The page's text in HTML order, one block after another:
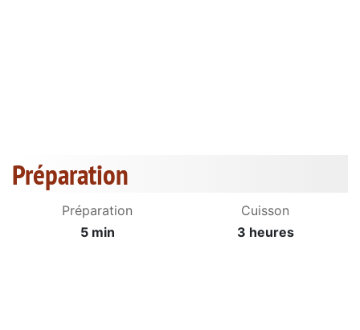
Préparation
Préparation
5 min
Cuisson
3 heures